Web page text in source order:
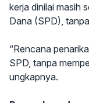
kerja dinilai masih
Dana (SPD),
“Rencana
SPD, tanpa
ungkapnya.